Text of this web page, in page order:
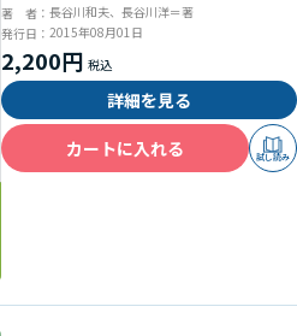
著 者： 長谷川和夫、長谷川洋＝著
発行日： 2015年08月01日
2,200円
詳細を見る
カートに入れる
試し読み